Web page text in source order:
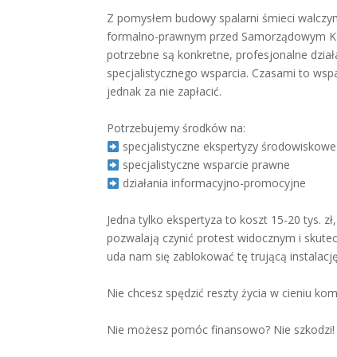
Z pomysłem budowy spalarni śmieci
formalno-prawnym przed Samorządowym
potrzebne są konkretne, profesjonalne
specjalistycznego wsparcia. Czasami to
jednak za nie zapłacić.
Potrzebujemy środków na:
specjalistyczne ekspertyzy środowiskowe
specjalistyczne wsparcie prawne
działania informacyjno-promocyjne
Jedna tylko ekspertyza to koszt 15-20 tys.
pozwalają czynić protest widocznym i
uda nam się zablokować tę trującą
Nie chcesz spędzić reszty życia w cieniu
Nie możesz pomóc finansowo? Nie